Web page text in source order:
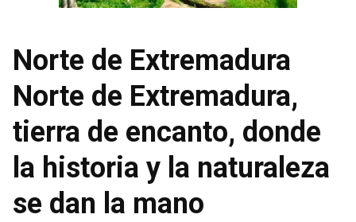
Norte de Extremadura
Norte de Extremadura,
tierra de encanto, donde
la historia y la naturaleza
se dan la mano